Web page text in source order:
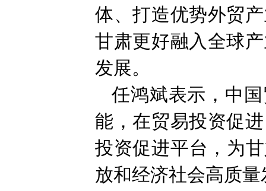
体、打造优势外贸
甘肃更好融入全球
发展。
任鸿斌表示，中
能，在贸易投资促
投资促进平台，为
放和经济社会高质量